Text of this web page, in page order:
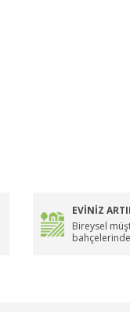
EVİNİZ
Bireysel